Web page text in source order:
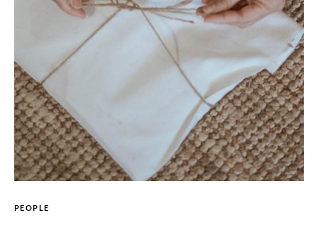
PEOPLE